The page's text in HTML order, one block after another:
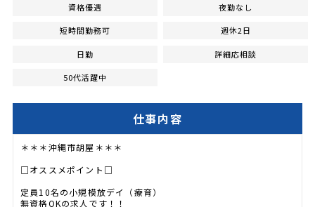
資格優遇 夜勤なし
短時間勤務可 週休2日
日勤 詳細応相談
50代活躍中
仕事内容
＊＊＊沖縄市胡屋＊＊＊
□オススメポイント□
定員10名の小規模放デイ（療育）
無資格OKの求人です！！